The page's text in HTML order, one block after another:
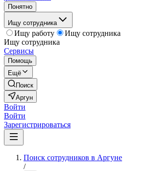
Понятно
Ищу сотрудника
Ищу работу
Ищу сотрудника
Ищу сотрудника
Сервисы
Помощь
Ещё
Поиск
Аргун
Войти
Войти
Зарегистрироваться
Поиск сотрудников в Аргуне
/